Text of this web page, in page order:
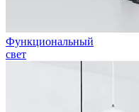
Функциональный
свет